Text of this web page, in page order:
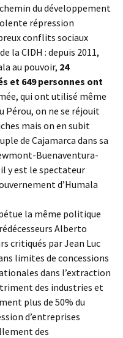
du développement
répression
conflits sociaux
la CIDH : depuis 2011,
au pouvoir, 24
et 649 personnes ont
qui ont utilisé même
Pérou, on ne se réjouit
mais on en subit
de Cajamarca dans sa
Buenaventura-
il y est le spectateur
d’Humala
la même politique
Alberto
critiqués par Jean Luc
limites de concessions
dans l’extraction
des industries et
plus de 50% du
d’entreprises
des